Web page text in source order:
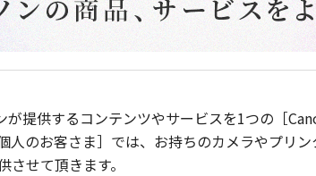
提供するコンテンツやサービスを1つの［
人のお客さま］では、お持ちのカメラやプリ
せて頂きます。